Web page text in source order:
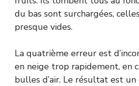
du bas sont surchargées,
presque vides.
La quatrième erreur est
en neige trop rapidement, en
bulles d’air. Le résultat est un